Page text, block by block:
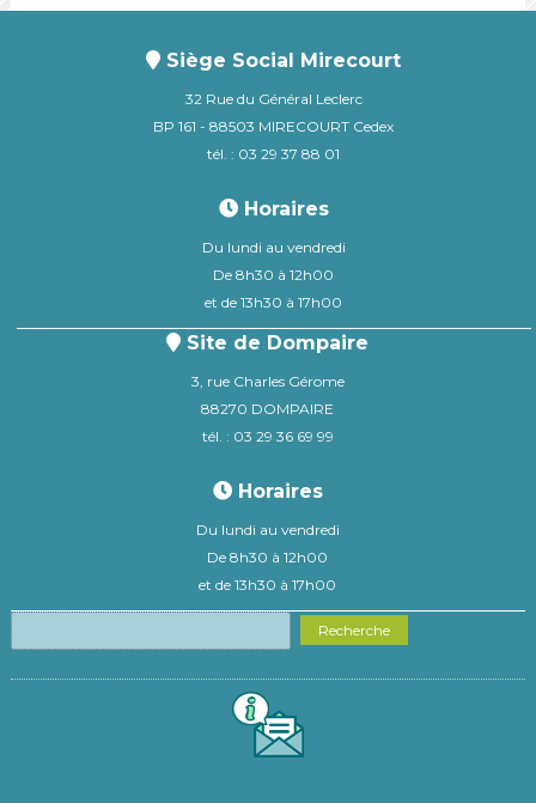
Siège Social Mirecourt
32 Rue du Général Leclerc
BP 161 - 88503 MIRECOURT Cedex
tél. : 03 29 37 88 01
Horaires
Du lundi au vendredi
De 8h30 à 12h00
et de 13h30 à 17h00
Site de Dompaire
3, rue Charles Gérome
88270 DOMPAIRE
tél. : 03 29 36 69 99
Horaires
Du lundi au vendredi
De 8h30 à 12h00
et de 13h30 à 17h00
Recherche